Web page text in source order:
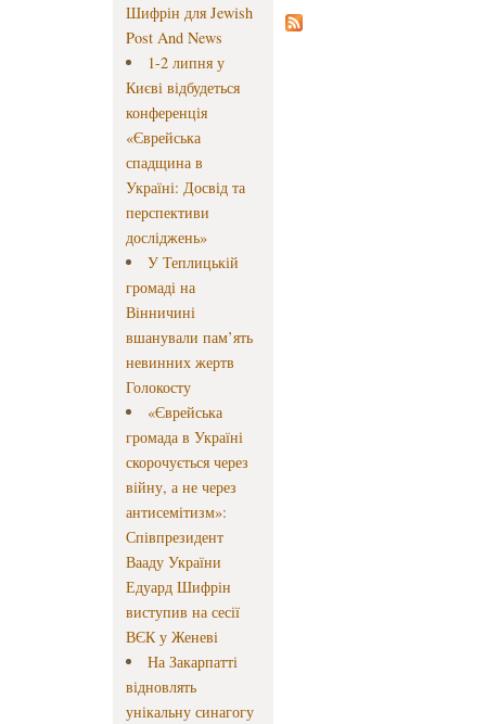
Шифрін для Jewish
Post And News
1-2 липня у
Києві відбудеться
конференція
«Єврейська
спадщина в
Україні: Досвід та
перспективи
досліджень»
У Теплицькій
громаді на
Вінничині
вшанували пам’ять
невинних жертв
Голокосту
«Єврейська
громада в Україні
скорочується через
війну, а не через
антисемітизм»:
Співпрезидент
Вааду України
Едуард Шифрін
виступив на сесії
ВЄК у Женеві
На Закарпатті
відновлять
унікальну синагогу